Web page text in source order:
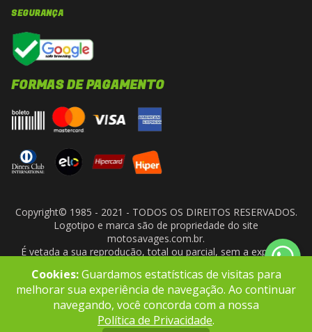
SEGURANÇA
FORMAS DE PAGAMENTO
Copyright© 1985 - 2021 - TODOS OS DIREITOS RESERVADOS.
Logotipo e marca são de propriedade do site
motosavages.com.br.
É vetada a sua reprodução, total ou parcial, sem a expressa
- CNPJ: 10.927.924/0001-91
Cookies:Guardamos estatísticas de visitas para
melhorar sua experiência de navegação. Ao continuar
navegando, você concorda com a nossa
Política de Privacidade.